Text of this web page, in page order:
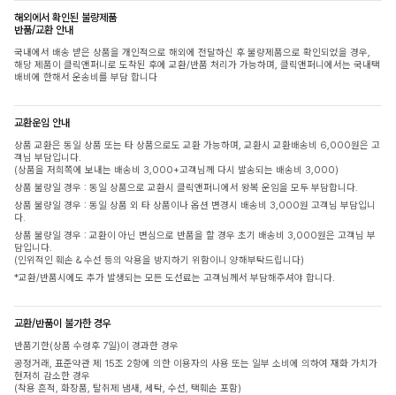
해외에서 확인된 불량제품
반품/교환 안내
국내에서 배송 받은 상품을 개인적으로 해외에 전달하신 후 불량제품으로 확인되었을 경우,
해당 제품이 클릭앤퍼니로 도착된 후에 교환/반품 처리가 가능하며, 클릭앤퍼니에서는 국내택
배비에 한해서 운송비를 부담 합니다
교환운임 안내
상품 교환은 동일 상품 또는 타 상품으로도 교환 가능하며, 교환시 교환배송비 6,000원은 고
객님 부담입니다.
(상품을 저희쪽에 보내는 배송비 3,000+고객님께 다시 발송되는 배송비 3,000)
상품 불량일 경우 : 동일 상품으로 교환시 클릭앤퍼니에서 왕복 운임을 모두 부담합니다.
상품 불량일 경우 : 동일 상품 외 타 상품이나 옵션 변경시 배송비 3,000원 고객님 부담입니
다.
상품 불량일 경우 : 교환이 아닌 변심으로 반품을 할 경우 초기 배송비 3,000원은 고객님 부
담입니다.
(인위적인 훼손 & 수선 등의 악용을 방지하기 위함이니 양해부탁드립니다)
*교환/반품시에도 추가 발생되는 모든 도선료는 고객님께서 부담해주셔야 합니다.
교환/반품이 불가한 경우
반품기한(상품 수령후 7일)이 경과한 경우
공정거래, 표준약관 제 15조 2항에 의한 이용자의 사용 또는 일부 소비에 의하여 재화 가치가
현저히 감소한 경우
(착용 흔적, 화장품, 탈취제 냄새, 세탁, 수선, 택훼손 포함)